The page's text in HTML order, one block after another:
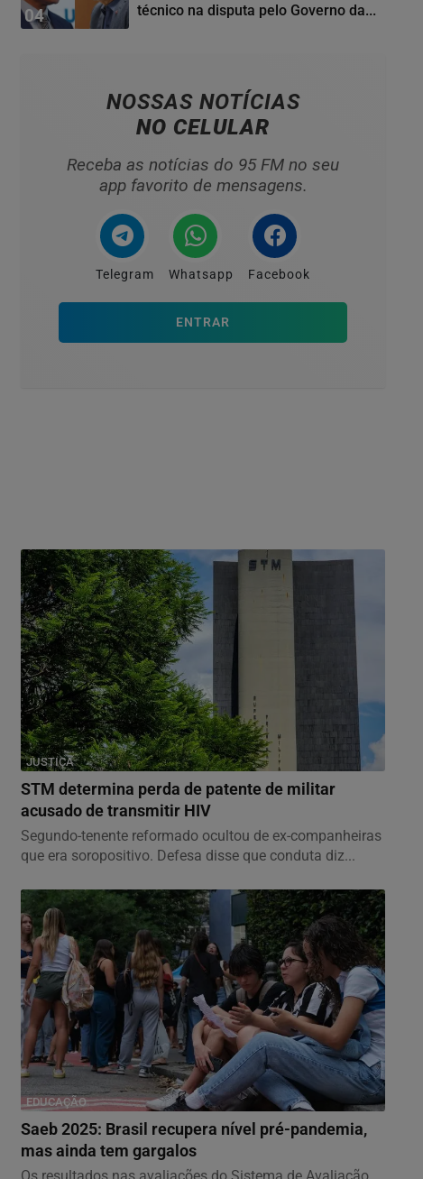
04
técnico na disputa pelo Governo da...
NOSSAS NOTÍCIAS
NO CELULAR
Receba as notícias do 95 FM no seu
app favorito de mensagens.
Telegram Whatsapp Facebook
ENTRAR
JUSTIÇA
STM determina perda de patente de militar
acusado de transmitir HIV
Segundo-tenente reformado ocultou de ex-companheiras
que era soropositivo. Defesa disse que conduta diz...
EDUCAÇÃO
Saeb 2025: Brasil recupera nível pré-pandemia,
mas ainda tem gargalos
Os resultados nas avaliações do Sistema de Avaliação